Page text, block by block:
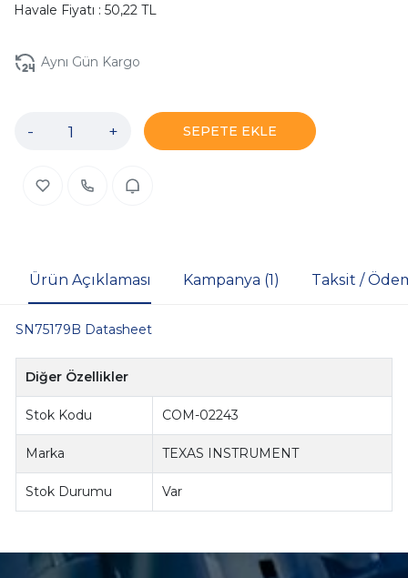
Havale Fiyatı : 50,22 TL
Aynı Gün Kargo
- + SEPETE EKLE
Ürün Açıklaması Kampanya (1) Taksit /
SN75179B Datasheet
Diğer Özellikler
Stok Kodu COM-02243
Marka TEXAS INSTRUMENT
Stok Durumu Var